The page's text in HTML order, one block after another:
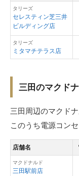
タリーズ
セレスティン芝三井
ビルディング店
タリーズ
ミタマチテラス店
三田のマクド
三田周辺のマクド
このうち電源コン
店舗名
マクドナルド
三田駅前店